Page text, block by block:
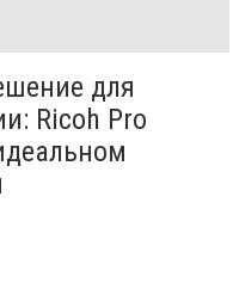
для
Ricoh Pro